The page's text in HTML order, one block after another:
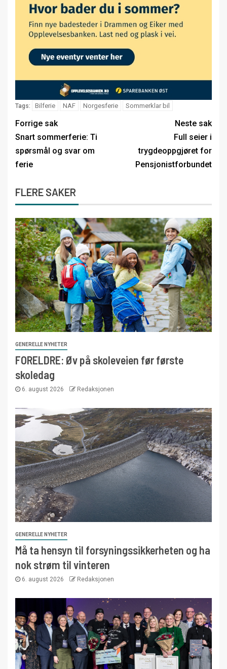
Tags: Bilferie NAF Norgesferie Sommerklar bil
Forrige sak
Snart sommerferie: Ti
spørsmål og svar om
ferie
Neste sak
Full seier i
trygdeoppgjøret for
Pensjonistforbundet
FLERE SAKER
GENERELLE NYHETER
FORELDRE: Øv på skoleveien før første
skoledag
6. august 2026 Redaksjonen
GENERELLE NYHETER
Må ta hensyn til forsyningssikkerheten og ha
nok strøm til vinteren
6. august 2026 Redaksjonen